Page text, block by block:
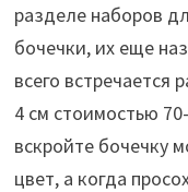
разделе наборов
бочечки, их еще
всего встречается
4 см стоимостью
вскройте бочечку
цвет, а когда